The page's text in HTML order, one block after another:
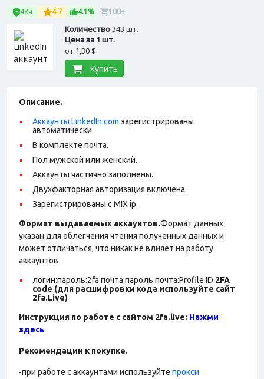
48ч 4.7 4.1% 100+
Количество343 шт.
Цена за 1 шт.
от 1,30 $
Купить
Описание.
Аккаунты LinkedIn.com зарегистрированы
автоматически.
В комплекте почта.
Пол мужской или женский.
Аккаунты частично заполнены.
Двухфакторная авторизация включена.
Зарегистрированы с MIX ip.
Формат выдаваемых аккаунтов.Формат данных
указан для облегчения чтения полученных данных и
может отличаться, что никак не влияет на работу
аккаунтов
логин:пароль:2fa:почта:пароль почта:Profile ID 2FA
code (для расшифровки кода используйте сайт
2fa.Live)
Инструкция по работе с сайтом 2fa.live: Нажми
здесь
Рекомендации к покупке.
-при работе с аккаунтами используйте прокси